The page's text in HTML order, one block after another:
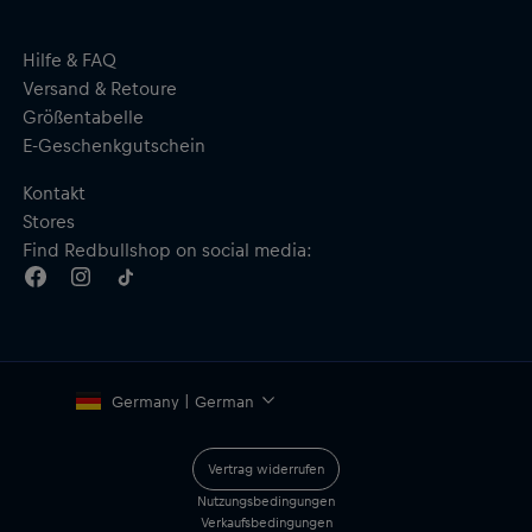
Herausgeber: Benevento
Sprache: Englisch
Maße: 200 mm x 260 mm
ISBN: 9783710902352
Hilfe & FAQ
Versand & Retoure
Größentabelle
E-Geschenkgutschein
Kontakt
Stores
Find Redbullshop on social media:
Germany | German
Vertrag widerrufen
Nutzungsbedingungen
Verkaufsbedingungen